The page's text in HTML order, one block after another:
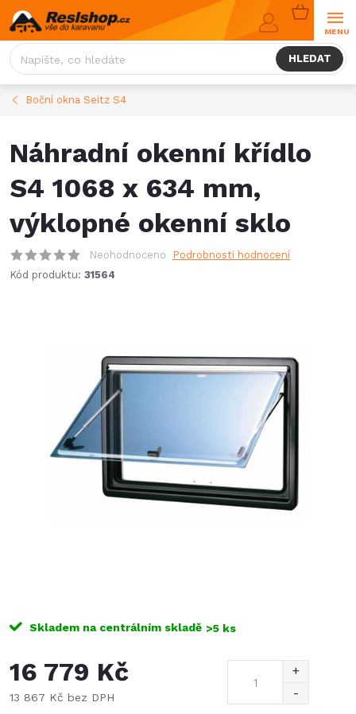
Přejít
na
obsah
HLEDAT
NÁKUPNÍ
KOŠÍK
Boční okna Seitz S4
Náhradní okenní křídlo
S4 1068 x 634 mm,
výklopné okenní sklo
Neohodnoceno
Podrobnosti hodnocení
Kód produktu: 31564
Skladem na centrálním skladě >5 ks
16 779 Kč
13 867 Kč bez DPH